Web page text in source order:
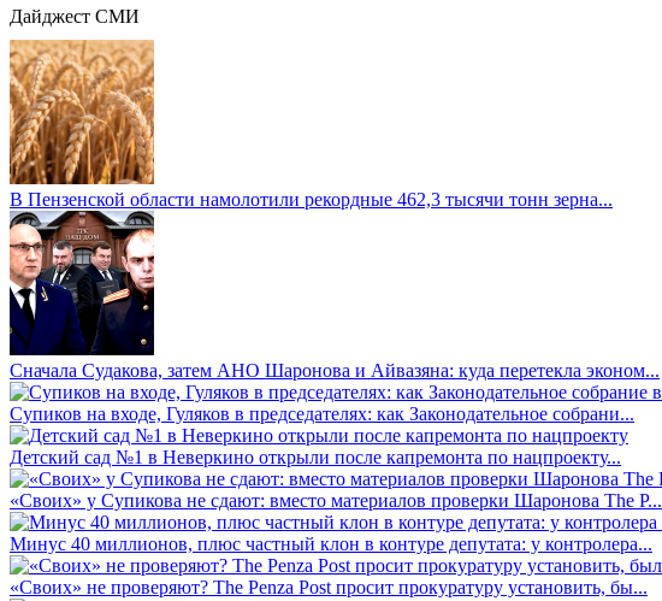
Дайджест СМИ
В Пензенской области намолотили рекордные 462,3 тысячи тонн зерна...
Сначала Судакова, затем АНО Шаронова и Айвазяна: куда перетекла эконом...
Супиков на входе, Гуляков в председателях: как Законодательное собрани...
Детский сад №1 в Неверкино открыли после капремонта по нацпроекту...
«Своих» у Супикова не сдают: вместо материалов проверки Шаронова The P...
Минус 40 миллионов, плюс частный клон в контуре депутата: у контролера...
«Своих» не проверяют? The Penza Post просит прокуратуру установить, бы...